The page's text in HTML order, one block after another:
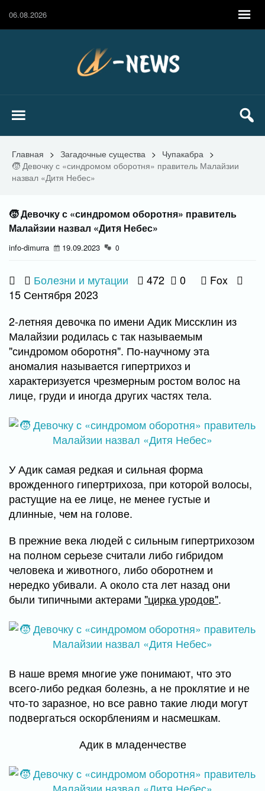
06.08.2026
Главная > Загадочные существа > Чупакабра >
🧒 Девочку с «синдромом оборотня» правитель Малайзии
назвал «Дитя Небес»
🧒 Девочку с «синдромом оборотня» правитель
Малайзии назвал «Дитя Небес»
info-dimurra 19.09.2023 0
Болезни и мутации 472 0
Fox
15 Сентября 2023
2-летняя девочка по имени Адик Миссклин из
Малайзии родилась с так называемым
"синдромом оборотня". По-научному эта
аномалия называется гипертрихоз и
характеризуется чрезмерным ростом волос на
лице, груди и иногда других частях тела.
У Адик самая редкая и сильная форма
врожденного гипертрихоза, при которой волосы,
растущие на ее лице, не менее густые и
длинные, чем на голове.
В прежние века людей с сильным гипертрихозом
на полном серьезе считали либо гибридом
человека и животного, либо оборотнем и
нередко убивали. А около ста лет назад они
были типичными актерами "цирка уродов".
В наше время многие уже понимают, что это
всего-либо редкая болезнь, а не проклятие и не
что-то заразное, но все равно такие люди могут
подвергаться оскорблениям и насмешкам.
Адик в младенчестве